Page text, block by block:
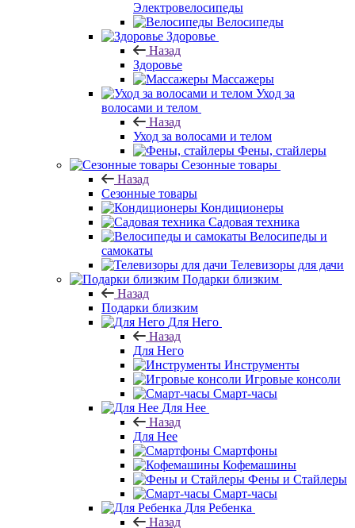
Электровелосипеды
Велосипеды
Здоровье
Назад
Здоровье
Массажеры
Уход за
волосами и телом
Назад
Уход за волосами и телом
Фены, стайлеры
Сезонные товары
Назад
Сезонные товары
Кондиционеры
Садовая техника
Велосипеды и
самокаты
Телевизоры для дачи
Подарки близким
Назад
Подарки близким
Для Него
Назад
Для Него
Инструменты
Игровые консоли
Смарт-часы
Для Нее
Назад
Для Нее
Смартфоны
Кофемашины
Фены и Стайлеры
Смарт-часы
Для Ребенка
Назад